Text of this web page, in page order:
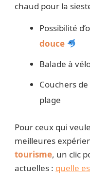
chaud pour la
Possibilité
douce
Balade à
Couchers
plage
Pour ceux qui
meilleures
tourisme, un clic
actuelles : quelle